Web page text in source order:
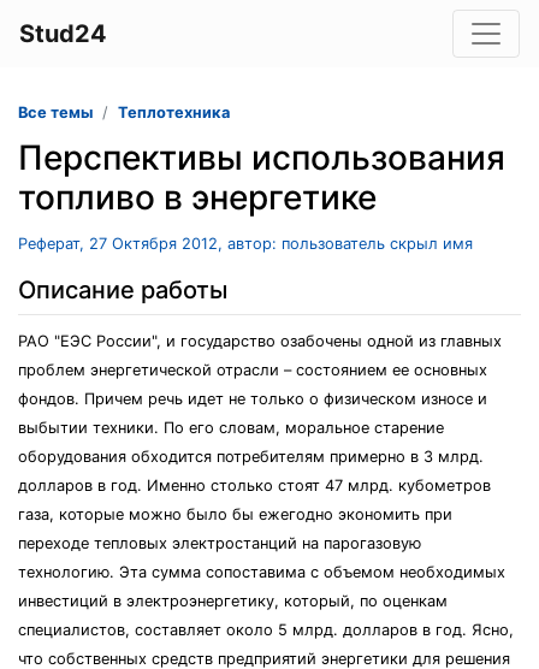
Stud24
Все темы Теплотехника
Перспективы использования
топливо в энергетике
Реферат, 27 Октября 2012, автор: пользователь скрыл имя
Описание работы
РАО "ЕЭС России", и государство озабочены одной из главных
проблем энергетической отрасли – состоянием ее основных
фондов. Причем речь идет не только о физическом износе и
выбытии техники. По его словам, моральное старение
оборудования обходится потребителям примерно в 3 млрд.
долларов в год. Именно столько стоят 47 млрд. кубометров
газа, которые можно было бы ежегодно экономить при
переходе тепловых электростанций на парогазовую
технологию. Эта сумма сопоставима с объемом необходимых
инвестиций в электроэнергетику, который, по оценкам
специалистов, составляет около 5 млрд. долларов в год. Ясно,
что собственных средств предприятий энергетики для решения